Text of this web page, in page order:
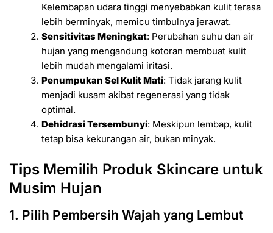
Kelembapan udara tinggi menyebabkan kulit terasa
lebih berminyak, memicu timbulnya jerawat.
Sensitivitas Meningkat: Perubahan suhu dan air
hujan yang mengandung kotoran membuat kulit
lebih mudah mengalami iritasi.
Penumpukan Sel Kulit Mati: Tidak jarang kulit
menjadi kusam akibat regenerasi yang tidak
optimal.
Dehidrasi Tersembunyi: Meskipun lembap, kulit
tetap bisa kekurangan air, bukan minyak.
Tips Memilih Produk Skincare untuk
Musim Hujan
1. Pilih Pembersih Wajah yang Lembut